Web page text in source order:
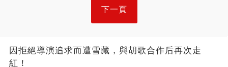
下一頁
因拒絕導演追求而遭雪藏，與胡歌合作后再次走
紅！